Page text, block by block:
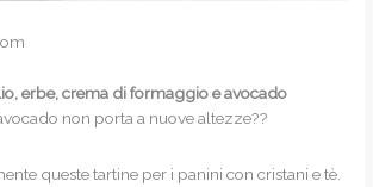
erbe, crema di formaggio e avocado
non porta a nuove altezze??
queste tartine per i panini con cristani e tè.